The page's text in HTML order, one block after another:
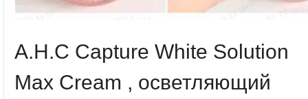
A.H.C Capture White Solution
Max Cream , осветляющий